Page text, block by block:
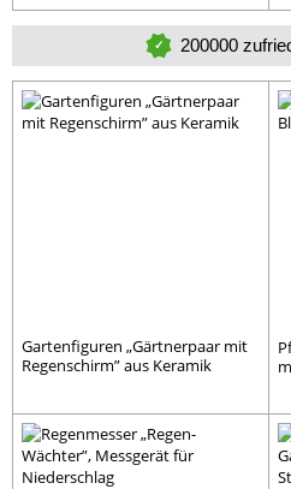
200000
Gartenfiguren „Gärtnerpaar mit
Regenschirm” aus Keramik